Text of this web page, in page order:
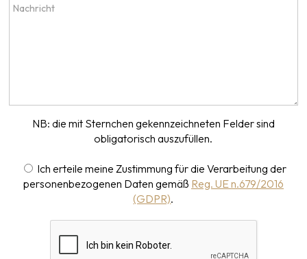
NB: die mit Sternchen gekennzeichneten Felder sind
obligatorisch auszufüllen.
Ich erteile meine Zustimmung für die Verarbeitung der
personenbezogenen Daten gemäß Reg. UE n.679/2016
(GDPR).